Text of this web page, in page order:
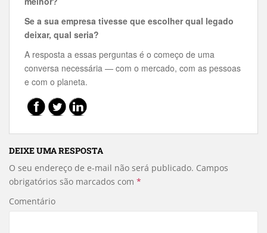
Se a sua empresa tivesse que escolher qual legado
deixar, qual seria?
A resposta a essas perguntas é o começo de uma
conversa necessária — com o mercado, com as pessoas
e com o planeta.
DEIXE UMA RESPOSTA
O seu endereço de e-mail não será publicado. Campos
obrigatórios são marcados com *
Comentário